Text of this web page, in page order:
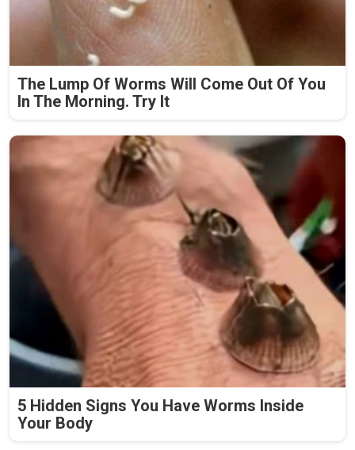
The Lump Of Worms Will Come Out Of You
In The Morning. Try It
5 Hidden Signs You Have Worms Inside
Your Body